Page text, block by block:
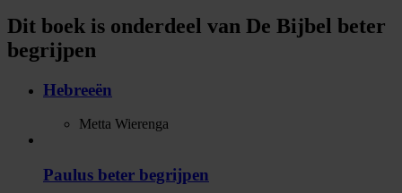
Dit boek is onderdeel van De Bijbel beter
begrijpen
Hebreeën
Metta Wierenga
Paulus beter begrijpen